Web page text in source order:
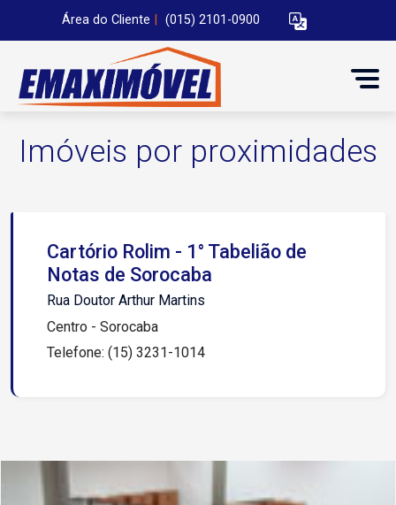
Área do Cliente (015) 2101-0900
Imóveis por proximidades
Cartório Rolim - 1° Tabelião de
Notas de Sorocaba
Rua Doutor Arthur Martins
Centro - Sorocaba
Telefone: (15) 3231-1014